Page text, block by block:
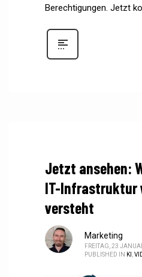
Berechtigungen. Jetzt
Jetzt ansehen:
IT-Infrastruktur
versteht
Marketing
FREITAG, 23
PUBLISHED IN KI ,